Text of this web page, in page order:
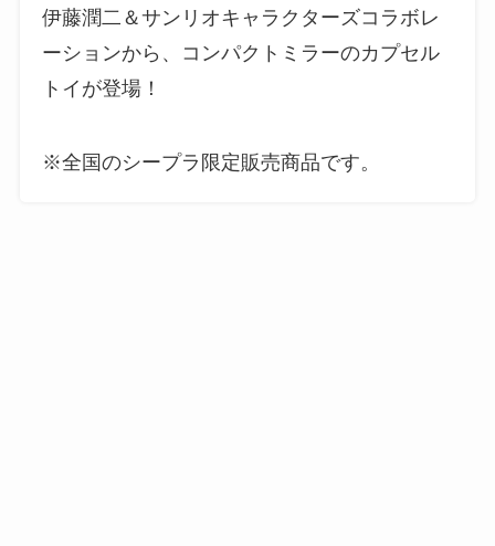
伊藤潤二＆サンリオキャラクターズコラボレ
ーションから、コンパクトミラーのカプセル
トイが登場！
※全国のシープラ限定販売商品です。